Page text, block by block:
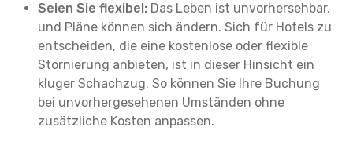
Seien Sie flexibel: Das Leben ist unvorhersehbar,
und Pläne können sich ändern. Sich für Hotels zu
entscheiden, die eine kostenlose oder flexible
Stornierung anbieten, ist in dieser Hinsicht ein
kluger Schachzug. So können Sie Ihre Buchung
bei unvorhergesehenen Umständen ohne
zusätzliche Kosten anpassen.